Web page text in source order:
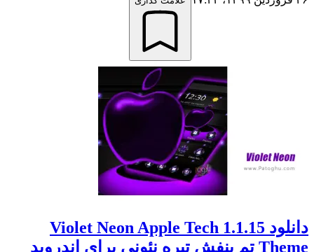
دانلود 1.1.15 Violet Neon Apple Tech
Theme تم بنفش تیره نئونی برای اندروید